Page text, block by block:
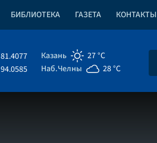
БИБЛИОТЕКА ГАЗЕТА КОНТАКТЫ
81.4077
94.0585
Казань
27 °C
Наб.Челны
28 °C